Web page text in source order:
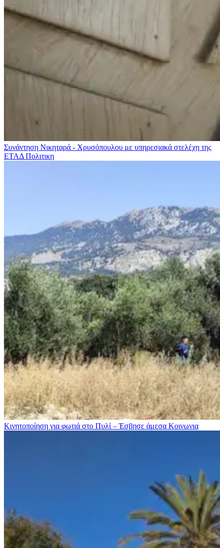
Συνάντηση Νικηταρά - Χρυσόπουλου με υπηρεσιακά στελέχη της
ΕΤΑΔΠολιτικη
Κινητοποίηση για φωτιά στo Πυλί – Έσβησε άμεσα Κοινωνια